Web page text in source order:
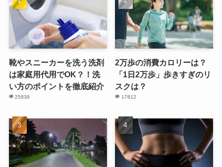
靴やスニーカーを洗う洗剤
は家庭用代用でOK？！洗
い方のポイントを徹底紹介
25839
2万歩の消費カロリーは？
「1日2万歩」歩きすぎのリ
スクは？
17812